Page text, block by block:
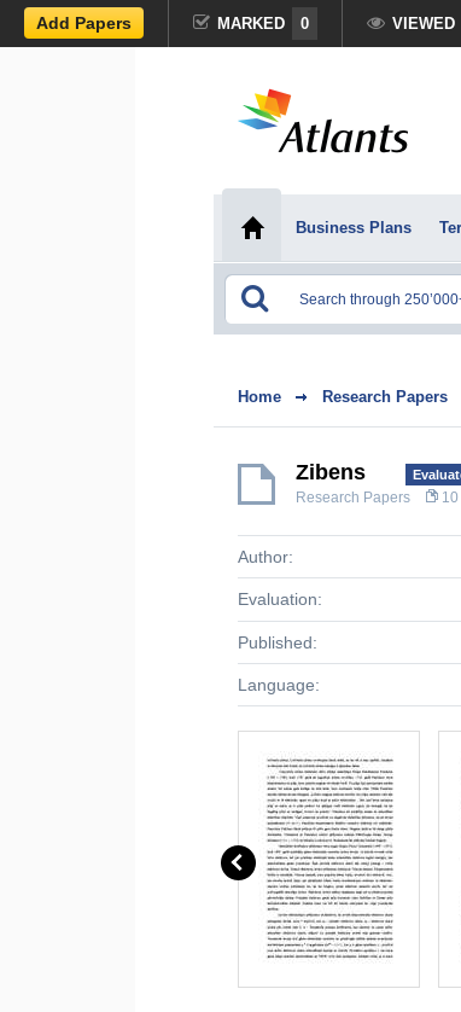
Add Papers MARKED 0 VIEWED
Business Plans
Home Research Papers
Zibens
Research Papers 10
Author:
Evaluation:
Published:
Language: